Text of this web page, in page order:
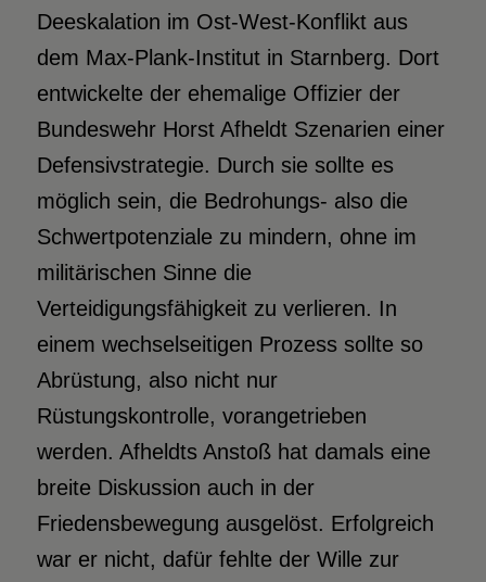
Deeskalation im Ost-West-Konflikt aus
dem Max-Plank-Institut in Starnberg. Dort
entwickelte der ehemalige Offizier der
Bundeswehr Horst Afheldt Szenarien einer
Defensivstrategie. Durch sie sollte es
möglich sein, die Bedrohungs- also die
Schwertpotenziale zu mindern, ohne im
militärischen Sinne die
Verteidigungsfähigkeit zu verlieren. In
einem wechselseitigen Prozess sollte so
Abrüstung, also nicht nur
Rüstungskontrolle, vorangetrieben
werden. Afheldts Anstoß hat damals eine
breite Diskussion auch in der
Friedensbewegung ausgelöst. Erfolgreich
war er nicht, dafür fehlte der Wille zur